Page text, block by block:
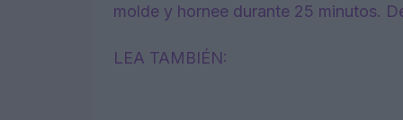
molde y hornee durante 25 minutos.
LEA TAMBIÉN: